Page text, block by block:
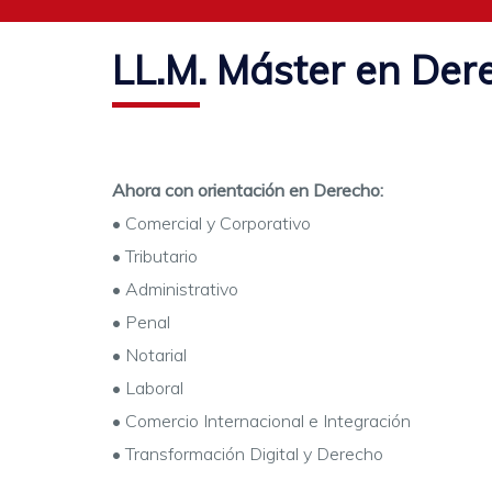
LL.M. Máster en
Ahora con orientación en Derecho:
• Comercial y Corporativo
• Tributario
• Administrativo
• Penal
• Notarial
• Laboral
• Comercio Internacional e Integración
• Transformación Digital y Derecho